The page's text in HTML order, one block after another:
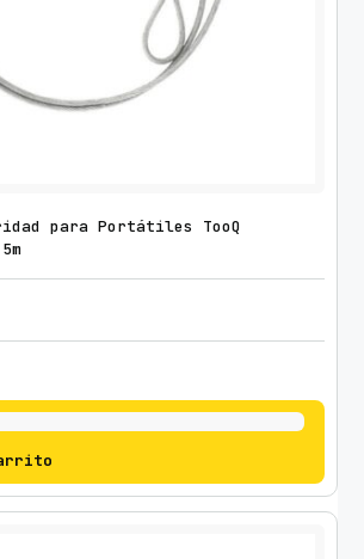
para Portátiles TooQ